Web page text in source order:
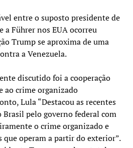
entre o suposto presidente de
a Führer nos EUA ocorreu
Trump se aproxima de uma
a Venezuela.
discutido foi a cooperação
ao crime organizado
Lula “Destacou as recentes
Brasil pelo governo federal com
o crime organizado e
operam a partir do exterior”.